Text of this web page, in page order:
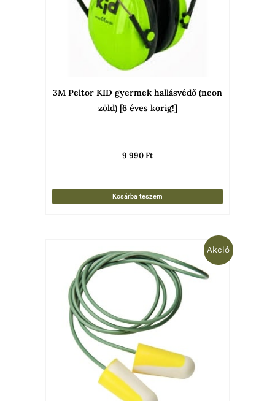
3M Peltor KID gyermek hallásvédő (neon
zöld) [6 éves korig!]
9 990Ft
Kosárba teszem
Akció
price
was:
290 Ft.
price
is:
149 Ft.